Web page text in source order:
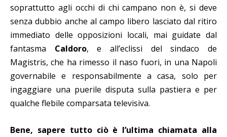
soprattutto agli occhi di chi campano non è, si deve
senza dubbio anche al campo libero lasciato dal ritiro
immediato delle opposizioni locali, mai guidate dal
fantasma Caldoro, e all’eclissi del sindaco de
Magistris, che ha rimesso il naso fuori, in una Napoli
governabile e responsabilmente a casa, solo per
ingaggiare una puerile disputa sulla pastiera e per
qualche flebile comparsata televisiva.
Bene, sapere tutto ciò è l’ultima chiamata alla